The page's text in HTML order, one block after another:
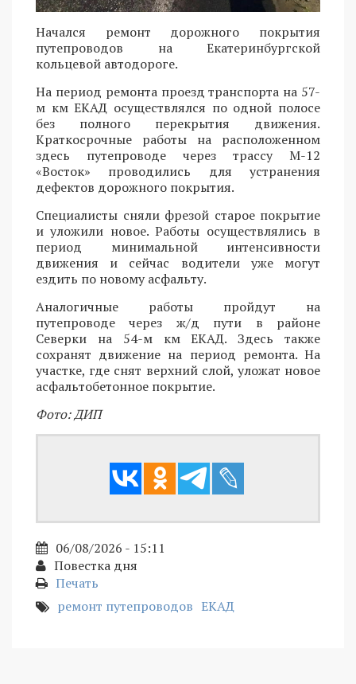
Начался ремонт дорожного покрытия
путепроводов на Екатеринбургской
кольцевой автодороге.
На период ремонта проезд транспорта на 57-
м км ЕКАД осуществлялся по одной полосе
без полного перекрытия движения.
Краткосрочные работы на расположенном
здесь путепроводе через трассу М-12
«Восток» проводились для устранения
дефектов дорожного покрытия.
Специалисты сняли фрезой старое покрытие
и уложили новое. Работы осуществлялись в
период минимальной интенсивности
движения и сейчас водители уже могут
ездить по новому асфальту.
Аналогичные работы пройдут на
путепроводе через ж/д пути в районе
Северки на 54-м км ЕКАД. Здесь также
сохранят движение на период ремонта. На
участке, где снят верхний слой, уложат новое
асфальтобетонное покрытие.
Фото: ДИП
06/08/2026 - 15:11
Повестка дня
Печать
ремонт путепроводов ЕКАД